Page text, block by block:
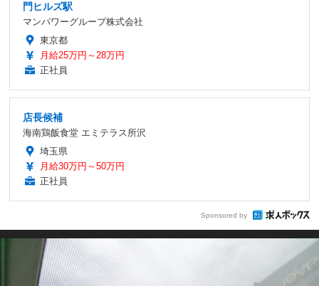
門ヒルズ駅
マンパワーグループ株式会社
東京都
月給25万円～28万円
正社員
店長候補
海南鶏飯食堂 エミテラス所沢
埼玉県
月給30万円～50万円
正社員
Sponsored by